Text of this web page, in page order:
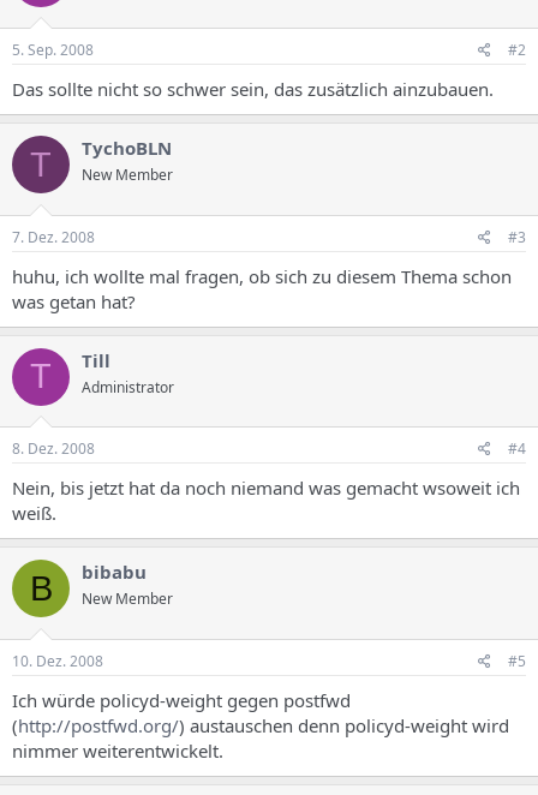
5. Sep. 2008 #2
Das sollte nicht so schwer sein, das zusätzlich ainzubauen.
T TychoBLN
New Member
7. Dez. 2008 #3
huhu, ich wollte mal fragen, ob sich zu diesem Thema schon
was getan hat?
T Till
Administrator
8. Dez. 2008 #4
Nein, bis jetzt hat da noch niemand was gemacht wsoweit ich
weiß.
B bibabu
New Member
10. Dez. 2008 #5
Ich würde policyd-weight gegen postfwd
(http://postfwd.org/) austauschen denn policyd-weight wird
nimmer weiterentwickelt.